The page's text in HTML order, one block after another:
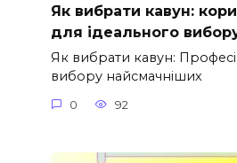
Як вибрати кавун:
для ідеального
Як вибрати кавун:
вибору найсмачніших
0 92